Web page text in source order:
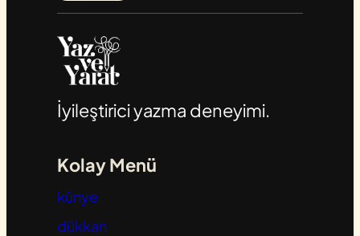
İyileştirici yazma deneyimi.
Kolay Menü
künye
dükkan